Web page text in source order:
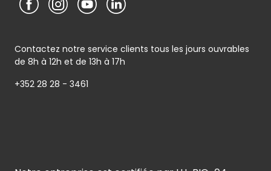
Contactez notre service clients tous les jours ouvrables
de 8h à 12h et de 13h à 17h
+352 28 28 - 3461